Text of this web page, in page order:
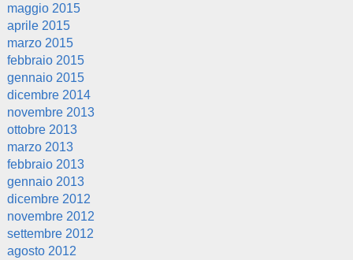
maggio 2015
aprile 2015
marzo 2015
febbraio 2015
gennaio 2015
dicembre 2014
novembre 2013
ottobre 2013
marzo 2013
febbraio 2013
gennaio 2013
dicembre 2012
novembre 2012
settembre 2012
agosto 2012